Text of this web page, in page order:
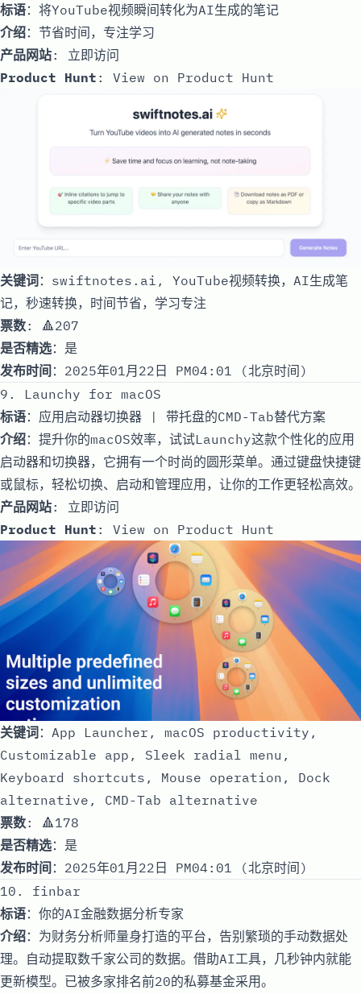
标语：将YouTube视频瞬间转化为AI生成的笔记
介绍：节省时间，专注学习
产品网站: 立即访问
Product Hunt : View on Product Hunt
关键词：swiftnotes.ai, YouTube视频转换，AI生成笔
记，秒速转换，时间节省，学习专注
票数: 🔺207
是否精选：是
发布时间 ：2025年01月22日 PM04:01 (北京时间)
9. Launchy for macOS
标语：应用启动器切换器 | 带托盘的CMD-Tab替代方案
介绍：提升你的macOS效率，试试Launchy这款个性化的应用
启动器和切换器，它拥有一个时尚的圆形菜单。通过键盘快捷键
或鼠标，轻松切换、启动和管理应用，让你的工作更轻松高效。
产品网站: 立即访问
Product Hunt : View on Product Hunt
关键词：App Launcher, macOS productivity,
Customizable app, Sleek radial menu,
Keyboard shortcuts, Mouse operation, Dock
alternative, CMD-Tab alternative
票数: 🔺178
是否精选：是
发布时间 ：2025年01月22日 PM04:01 (北京时间)
10. finbar
标语：你的AI金融数据分析专家
介绍：为财务分析师量身打造的平台，告别繁琐的手动数据处
理。自动提取数千家公司的数据。借助AI工具，几秒钟内就能
更新模型。已被多家排名前20的私募基金采用。